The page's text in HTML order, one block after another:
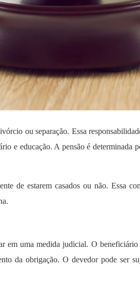
ou separação. Essa
e educação. A pensão é determinada
de estarem casados ou não. Essa
em uma medida judicial. O
da obrigação. O devedor pode ser